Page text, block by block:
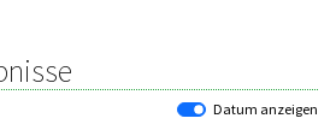
Datum anzeigen